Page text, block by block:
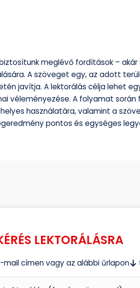
meglévő fordítások – akár
A szöveget egy, az adott
javítja. A lektorálás célja lehet
véleményezése. A folyamat
használatára, valamint a
pontos és egységes
LEKTORÁLÁSRA
címen vagy az alábbi űrlapon